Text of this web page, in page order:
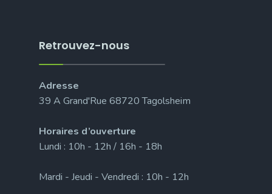
Retrouvez-nous
Adresse
39 A Grand'Rue 68720 Tagolsheim
Horaires d’ouverture
Lundi : 10h - 12h / 16h - 18h
Mardi - Jeudi - Vendredi : 10h - 12h